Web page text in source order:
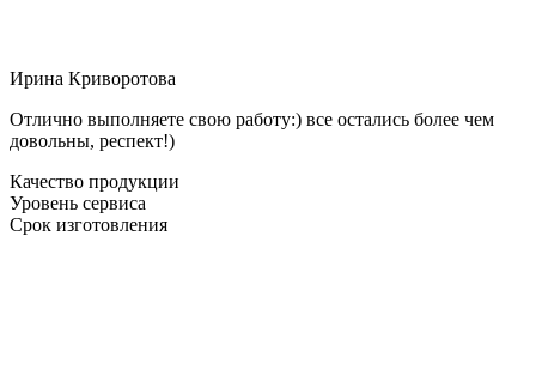
Ирина Криворотова
Отлично выполняете свою работу:) все остались более чем
довольны, респект!)
Качество продукции
Уровень сервиса
Срок изготовления